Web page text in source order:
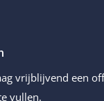
vrijblijvend een
vullen.